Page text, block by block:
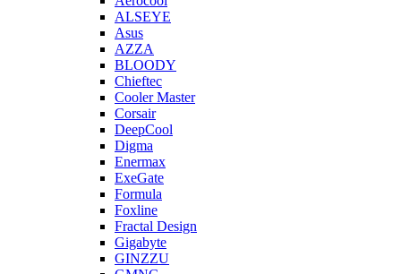
ALSEYE
Asus
AZZA
BLOODY
Chieftec
Cooler Master
Corsair
DeepCool
Digma
Enermax
ExeGate
Formula
Foxline
Fractal Design
Gigabyte
GINZZU